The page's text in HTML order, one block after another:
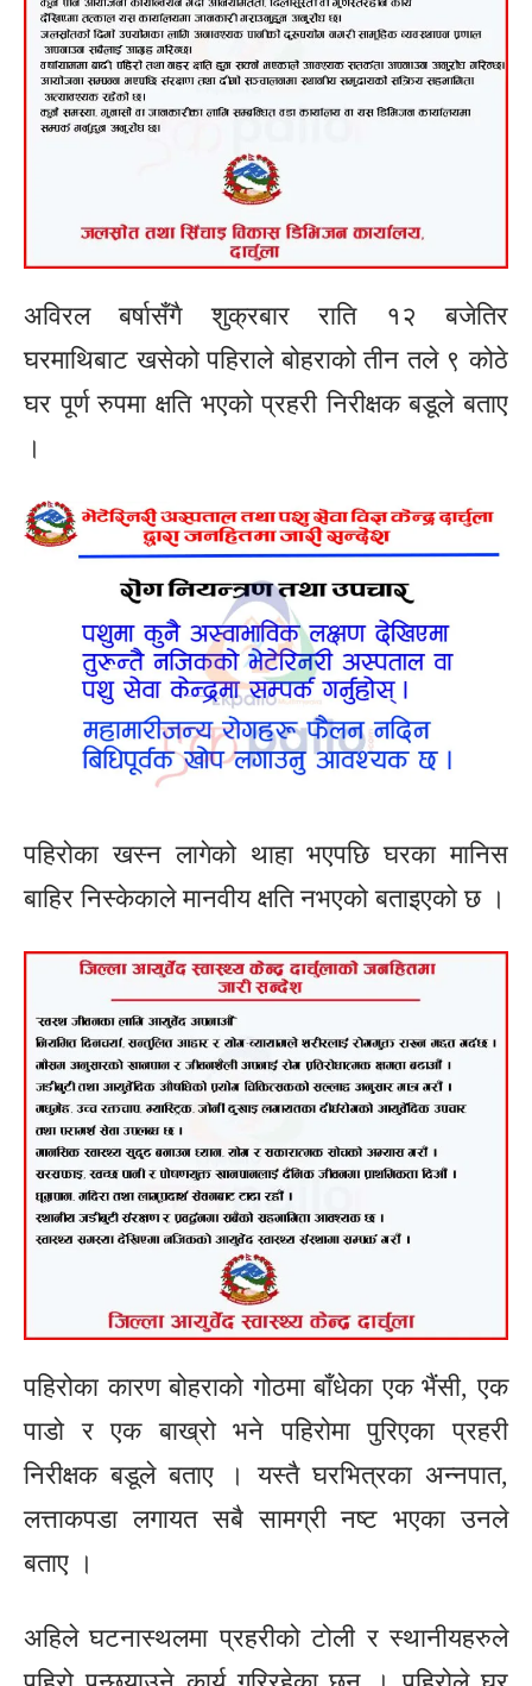
अविरल बर्षासँगै शुक्रबार राति १२ बजेतिर
घरमाथिबाट खसेको पहिराले बोहराको तीन तले ९ कोठे
घर पूर्ण रुपमा क्षति भएको प्रहरी निरीक्षक बडूले बताए
।
पहिरोका खस्न लागेको थाहा भएपछि घरका मानिस
बाहिर निस्केकाले मानवीय क्षति नभएको बताइएको छ ।
पहिरोका कारण बोहराको गोठमा बाँधेका एक भैंसी, एक
पाडो र एक बाख्रो भने पहिरोमा पुरिएका प्रहरी
निरीक्षक बडूले बताए । यस्तै घरभित्रका अन्नपात,
लत्ताकपडा लगायत सबै सामग्री नष्ट भएका उनले
बताए ।
अहिले घटनास्थलमा प्रहरीको टोली र स्थानीयहरुले